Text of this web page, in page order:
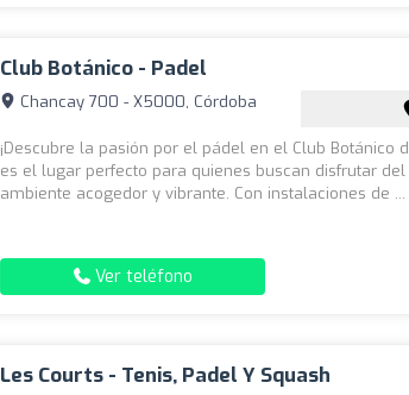
Club Botánico - Padel
Chancay 700 - X5000, Córdoba
¡Descubre la pasión por el pádel en el Club Botánico
es el lugar perfecto para quienes buscan disfrutar
ambiente acogedor y vibrante. Con instalaciones de ...
Ver teléfono
Les Courts - Tenis, Padel Y Squash